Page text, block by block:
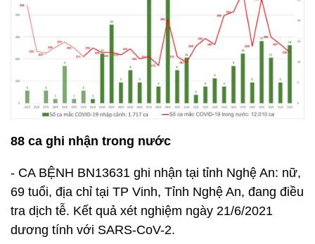
88 ca ghi nhận trong nước
- CA BỆNH BN13631 ghi nhận tại tỉnh Nghệ An: nữ,
69 tuổi, địa chỉ tại TP Vinh, Tỉnh Nghệ An, đang điều
tra dịch tễ. Kết quả xét nghiệm ngày 21/6/2021
dương tính với SARS-CoV-2.